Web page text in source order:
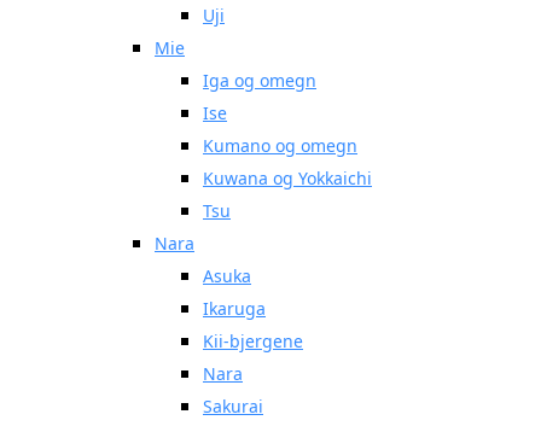
Uji
Mie
Iga og omegn
Ise
Kumano og omegn
Kuwana og Yokkaichi
Tsu
Nara
Asuka
Ikaruga
Kii-bjergene
Nara
Sakurai